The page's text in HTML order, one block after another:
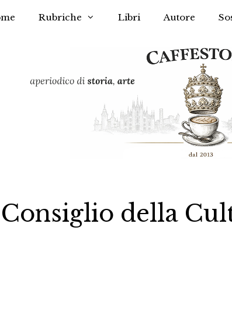
Rubriche Libri Autore
della